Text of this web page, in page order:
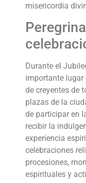
misericordia
Durante el
importante lugar
de creyentes de
plazas de la
de participar en
recibir la
experiencia
celebraciones
procesiones,
espirituales y